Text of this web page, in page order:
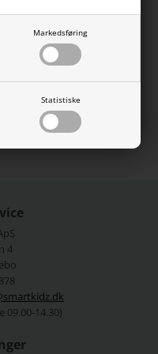
Markedsføring
Statistiske
lidt ribbet og er lavet i
4
09.00-14.30)